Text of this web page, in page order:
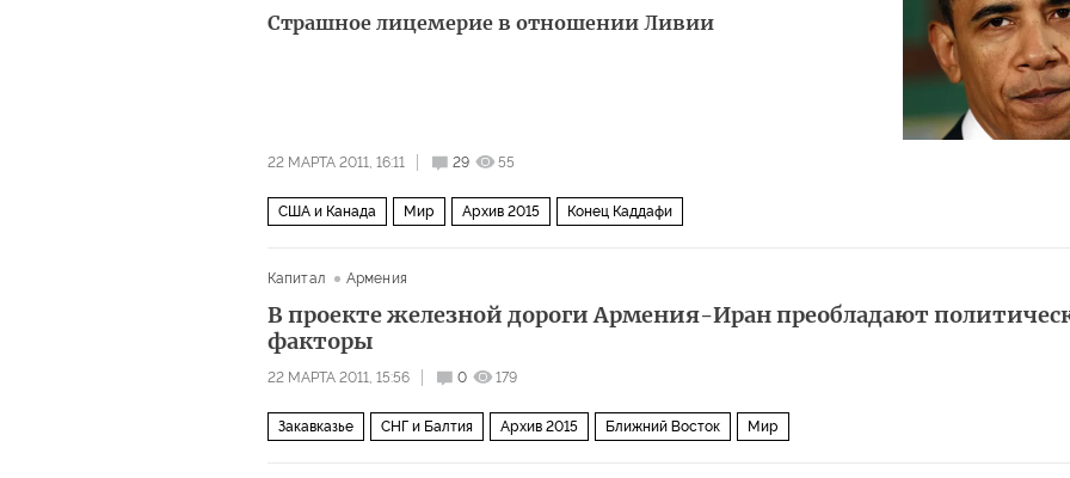
Страшное лицемерие в отношении Ливии
22 МАРТА 2011, 16:11 29 55
США и Канада Мир Архив 2015 Конец Каддафи
Капитал Армения
В проекте железной дороги Армения-Иран преобладают
факторы
22 МАРТА 2011, 15:56 0 179
Закавказье СНГ и Балтия Архив 2015 Ближний Восток Мир